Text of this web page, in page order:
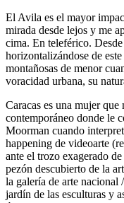
El Avila es el mayor
mirada desde lejos y me
cima. En teleférico.
horizontalizándose de
montañosas de menor
voracidad urbana, su
Caracas es una mujer
contemporáneo donde le
Moorman cuando
happening de videoarte
ante el trozo exagerado
pezón descubierto de la
la galería de arte nacional
jardín de las esculturas y